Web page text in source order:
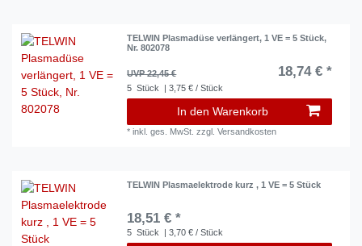
TELWIN Plasmadüse verlängert, 1 VE = 5 Stück,
Nr. 802078
UVP 22,45 € 18,74 € *
5 Stück | 3,75 € / Stück
In den Warenkorb
*inkl. ges. MwSt. zzgl.Versandkosten
TELWIN Plasmaelektrode kurz , 1 VE = 5 Stück
18,51 € *
5 Stück | 3,70 € / Stück